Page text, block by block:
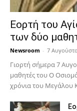
Εορτή του
των δύο
Newsroom - 7
Γιορτή σήμερα 7
μαθητές του Ο
χρόνια του Μεγάλου